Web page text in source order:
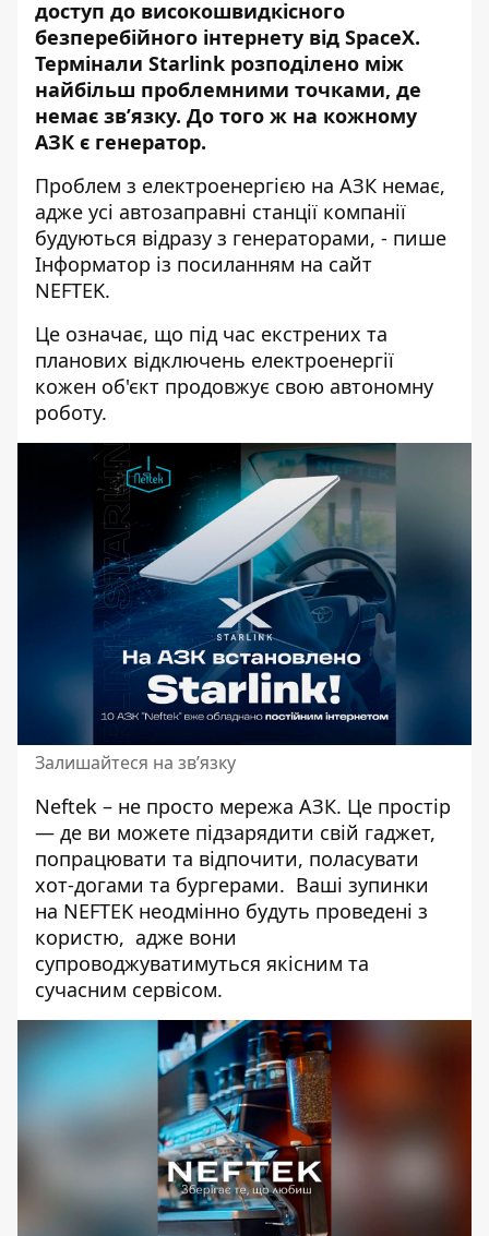
доступ до високошвидкісного
безперебійного інтернету від SpaceX.
Термінали Starlink розподілено між
найбільш проблемними точками, де
немає зв’язку. До того ж на кожному
АЗК є генератор.
Проблем з електроенергією на АЗК немає,
адже усі автозаправні станції компанії
будуються відразу з генераторами, - пише
Інформатор із посиланням на сайт
NEFTEK.
Це означає, що під час екстрених та
планових відключень електроенергії
кожен об'єкт продовжує свою автономну
роботу.
Залишайтеся на зв’язку
Neftek – не просто мережа АЗК. Це простір
— де ви можете підзарядити свій гаджет,
попрацювати та відпочити, поласувати
хот-догами та бургерами. Ваші зупинки
на NEFTEK неодмінно будуть проведені з
користю, адже вони
супроводжуватимуться якісним та
сучасним сервісом.